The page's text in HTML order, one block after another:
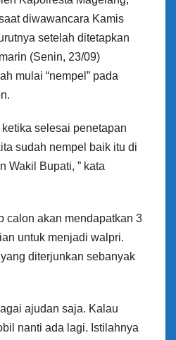
diwawancara Kamis
setelah ditetapkan
(Senin, 23/09)
mulai “nempel” pada
selesai penetapan
sudah nempel baik itu di
Wakil Bupati, ” kata
calon akan mendapatkan 3
untuk menjadi walpri.
diterjunkan sebanyak
ajudan saja. Kalau
nanti ada lagi. Istilahnya